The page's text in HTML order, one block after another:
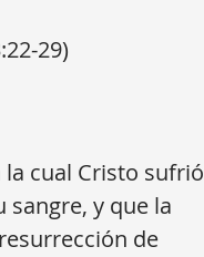
29)
cual Cristo sufrió
y que la
de